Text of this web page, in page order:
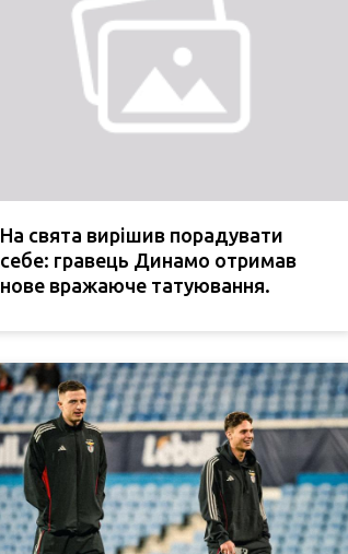
На свята вирішив порадувати
себе: гравець Динамо отримав
нове вражаюче татуювання.